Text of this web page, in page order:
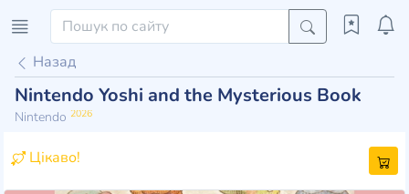
Назад
Nintendo Yoshi and the Mysterious Book
Nintendo 2026
Цікаво!